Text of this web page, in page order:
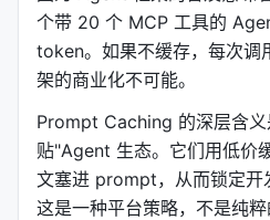
这种模式的本质是把"C 端订
墙拆掉。大厂想要的是分层
费，开发者付 API 费，两者
者级别的可编程性。
当然有限制。Hermes proxy
限于原订阅的速率配额。它
个带 20 个 MCP 工具的
token。如果不缓存，每次调
架的商业化不可能。
Prompt Caching 的深层含
贴"Agent 生态。它们用低价
文塞进 prompt，从而锁定开
这是一种平台策略，不是纯